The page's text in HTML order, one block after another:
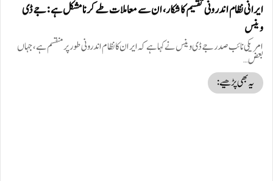
ایرانی نظام اندرونی تقسیم کا شکار، ان سے معاملات طے کرنا مشکل ہے: جے ڈی
وینس
امریکی نائب صدر جے ڈی وینس نے کہا ہے کہ ایران کا نظام اندرونی طور پر منقسم ہے، جہاں
بعض…
یہ بھی پڑھیے: